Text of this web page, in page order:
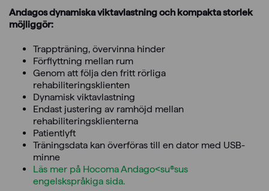
Andagos dynamiska viktavlastning och kompakta storlek
möjliggör:
Trappträning, övervinna hinder
Förflyttning mellan rum
Genom att följa den fritt rörliga
rehabiliteringsklienten
Dynamisk viktavlastning
Endast justering av ramhöjd mellan
rehabiliteringsklienterna
Patientlyft
Träningsdata kan överföras till en dator med USB-
minne
Läs mer på Hocoma Andago<su®sus
engelskspråkiga sida.